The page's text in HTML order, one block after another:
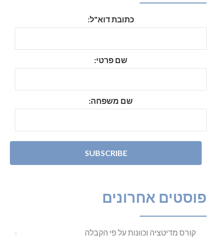
כתובת דוא"ל:
שם פרטי:
שם משפחה:
פוסטים אחרונים
קורס מדיטציה וכוונות על פי הקבלה